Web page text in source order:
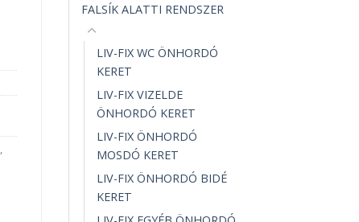
FALSÍK ALATTI RENDSZER
LIV-FIX WC ÖNHORDÓ
KERET
LIV-FIX VIZELDE
ÖNHORDÓ KERET
LIV-FIX ÖNHORDÓ
MOSDÓ KERET
LIV-FIX ÖNHORDÓ BIDÉ
KERET
,